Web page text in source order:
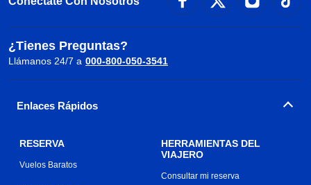
¿Tienes Preguntas?
Llámanos 24/7 a 000-800-050-3541
Enlaces Rápidos
RESERVA
Vuelos Baratos
HERRAMIENTAS DEL
VIAJERO
Consultar mi reserva